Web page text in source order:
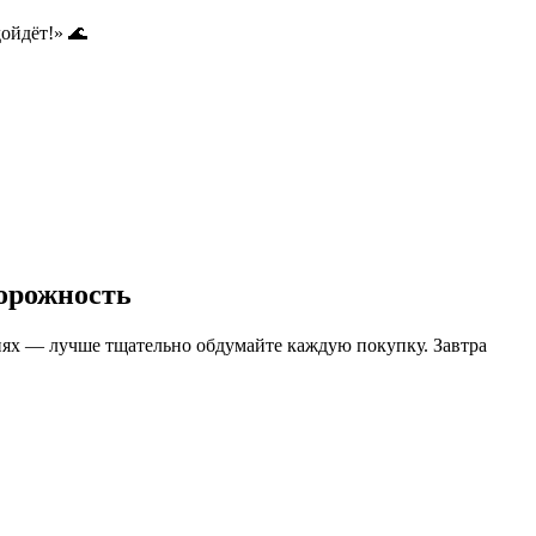
🌊
— лучше тщательно обдумайте каждую покупку. Завтра